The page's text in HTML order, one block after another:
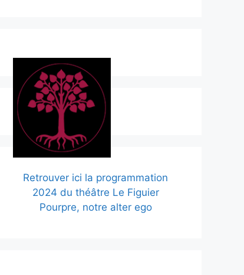
Retrouver ici la programmation
2024 du théâtre Le Figuier
Pourpre, notre alter ego